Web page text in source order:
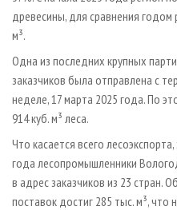
БИОЭНЕРГЕТИКА
ИНСТРУМЕНТ И
RUSSIAN FORESTRY REVIEW
БИБЛИОТЕКА
древесины, для сравнения годом
м³.
Одна из последних крупных
заказчиков была отправлена с
неделе, 17 марта 2025 года. По
914 куб. м³ леса.
Что касается всего
года лесопромышленники
в адрес заказчиков из 23
поставок достиг 285 тыс. м³, что